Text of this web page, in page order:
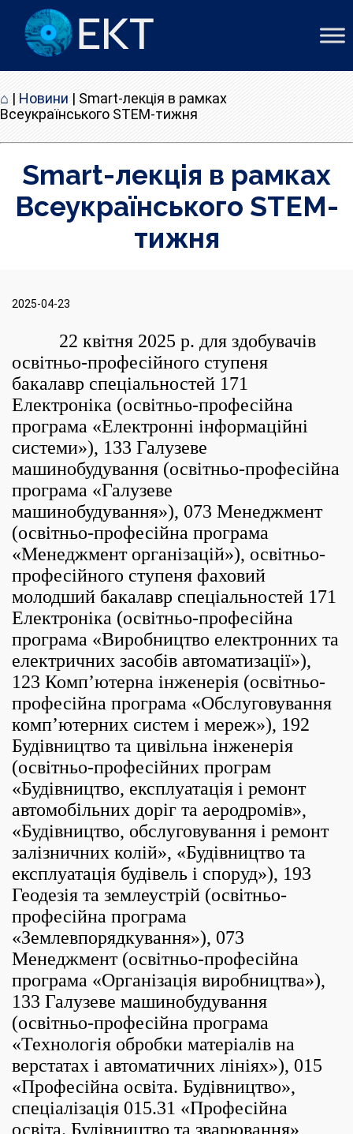
⌂ | Новини | Smart-лекція в рамках
Всеукраїнського STEM-тижня
Smart-лекція в рамках
Всеукраїнського STEM-
тижня
2025-04-23
22 квітня 2025 р. для здобувачів
освітньо-професійного ступеня
бакалавр спеціальностей 171
Електроніка (освітньо-професійна
програма «Електронні інформаційні
системи»), 133 Галузеве
машинобудування (освітньо-професійна
програма «Галузеве
машинобудування»), 073 Менеджмент
(освітньо-професійна програма
«Менеджмент організацій»), освітньо-
професійного ступеня фаховий
молодший бакалавр спеціальностей 171
Електроніка (освітньо-професійна
програма «Виробництво електронних та
електричних засобів автоматизації»),
123 Комп’ютерна інженерія (освітньо-
професійна програма «Обслуговування
комп’ютерних систем і мереж»), 192
Будівництво та цивільна інженерія
(освітньо-професійних програм
«Будівництво, експлуатація і ремонт
автомобільних доріг та аеродромів»,
«Будівництво, обслуговування і ремонт
залізничних колій», «Будівництво та
експлуатація будівель і споруд»), 193
Геодезія та землеустрій (освітньо-
професійна програма
«Землевпорядкування»), 073
Менеджмент (освітньо-професійна
програма «Організація виробництва»),
133 Галузеве машинобудування
(освітньо-професійна програма
«Технологія обробки матеріалів на
верстатах і автоматичних лініях»), 015
«Професійна освіта. Будівництво»,
спеціалізація 015.31 «Професійна
освіта. Будівництво та зварювання»